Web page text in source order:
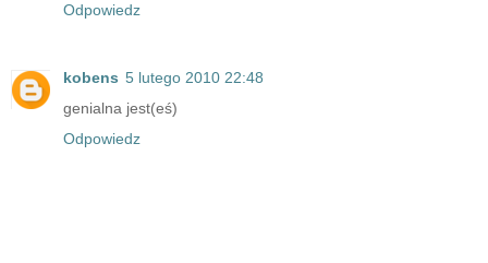
Odpowiedz
kobens 5 lutego 2010 22:48
genialna jest(eś)
Odpowiedz